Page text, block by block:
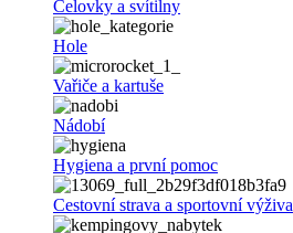
Čelovky a svítilny
Hole
Vařiče a kartuše
Nádobí
Hygiena a první pomoc
Cestovní strava a sportovní výživa